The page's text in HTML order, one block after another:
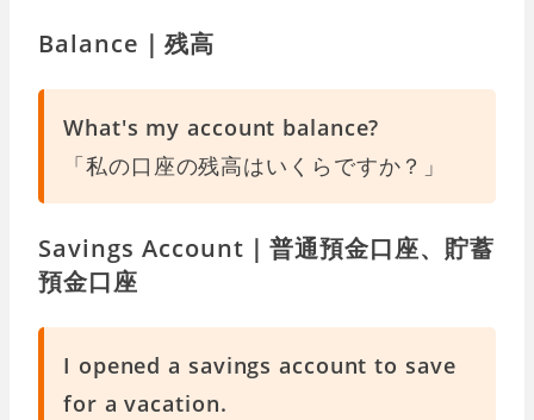
Balance｜残高
What's my account balance?
「私の口座の残高はいくらですか？」
Savings Account｜普通預金口座、貯蓄
預金口座
I opened a savings account to save
for a vacation.